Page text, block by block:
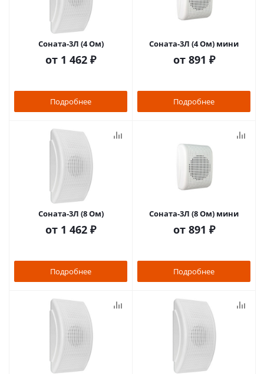
Соната-3Л (4 Ом)
от 1 462 ₽
Подробнее
Соната-3Л (4 Ом) мини
от 891 ₽
Подробнее
Соната-3Л (8 Ом)
от 1 462 ₽
Подробнее
Соната-3Л (8 Ом) мини
от 891 ₽
Подробнее